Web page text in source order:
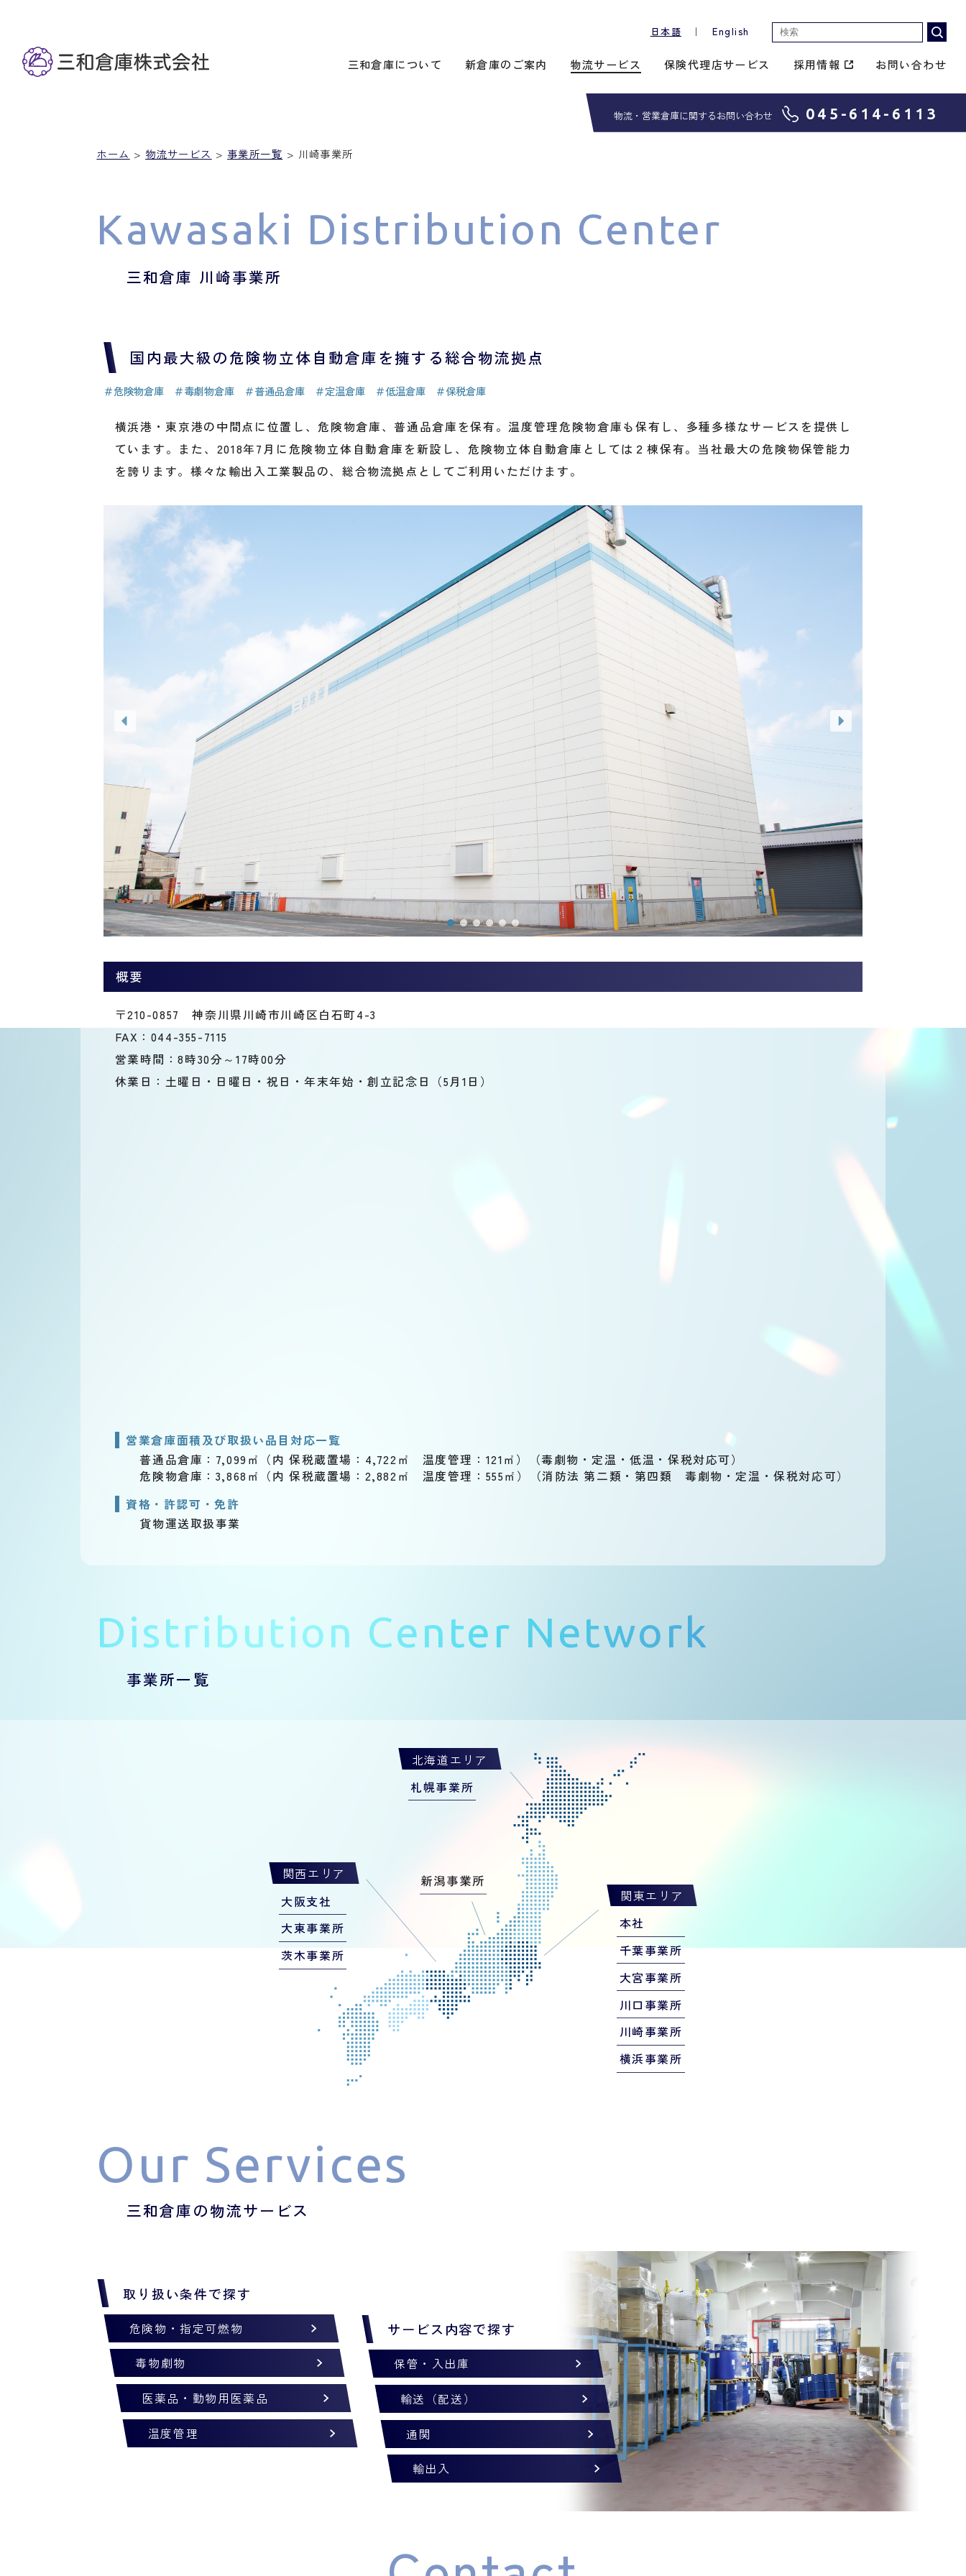
日本語 ｜ English
三和倉庫について 新倉庫のご案内 物流サービス 保険代理店サービス 採用情報 お問い合わせ
物流・営業倉庫に関するお問い合わせ 045-614-6113
ホーム > 物流サービス >事業所一覧 > 川崎事業所
Kawasaki Distribution Center
三和倉庫 川崎事業所
国内最大級の危険物立体自動倉庫を擁する総合物流拠点
＃危険物倉庫 ＃毒劇物倉庫 ＃普通品倉庫 ＃定温倉庫 ＃低温倉庫 ＃保税倉庫
横浜港・東京港の中間点に位置し、危険物倉庫、普通品倉庫を保有。温度管理危険物倉庫も保有し、多種多様なサービスを提供し
ています。また、2018年7月に危険物立体自動倉庫を新設し、危険物立体自動倉庫としては２棟保有。当社最大の危険物保管能力
を誇ります。様々な輸出入工業製品の、総合物流拠点としてご利用いただけます。
概要
〒210-0857 神奈川県川崎市川崎区白石町4-3
FAX：044-355-7115
営業時間：8時30分～17時00分
休業日：土曜日・日曜日・祝日・年末年始・創立記念日（5月1日）
営業倉庫面積及び取扱い品目対応一覧
普通品倉庫：7,099㎡（内 保税蔵置場：4,722㎡ 温度管理：121㎡）（毒劇物・定温・低温・保税対応可）
危険物倉庫：3,868㎡（内 保税蔵置場：2,882㎡ 温度管理：555㎡）（消防法 第二類・第四類 毒劇物・定温・保税対応可）
資格・許認可・免許
貨物運送取扱事業
Distribution Center Network
事業所一覧
北海道エリア
札幌事業所
関東エリア
本社
千葉事業所
大宮事業所
川口事業所
川崎事業所
横浜事業所
関西エリア
大阪支社
大東事業所
茨木事業所
Our Services
三和倉庫の物流サービス
取り扱い条件で探す
危険物・指定可燃物
毒物劇物
医薬品・動物用医薬品
温度管理
サービス内容で探す
保管・入出庫
輸送（配送）
通関
輸出入